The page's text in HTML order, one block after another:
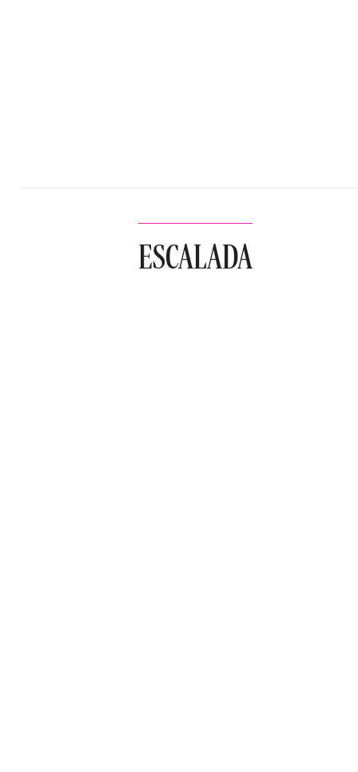
ESCALADA